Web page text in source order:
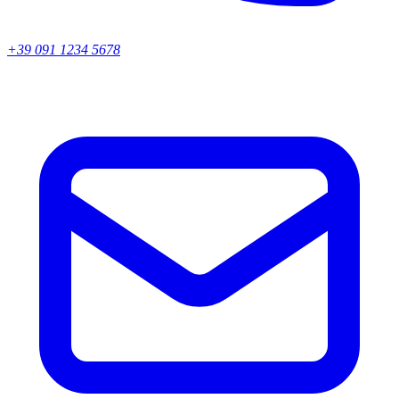
+39 091 1234 5678